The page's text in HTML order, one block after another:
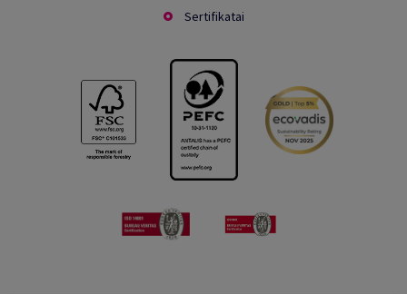
Sertifikatai